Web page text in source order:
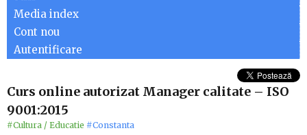
Media index
Cont nou
Autentificare
Curs online autorizat Manager calitate – ISO
9001:2015
#Cultura / Educatie #Constanta